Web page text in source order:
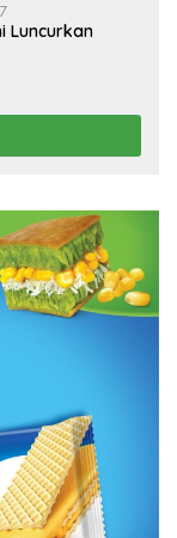
Luncurkan